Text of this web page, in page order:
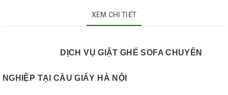
XEM CHI TIẾT
DỊCH VỤ GIẶT GHẾ SOFA CHUYÊN
NGHIỆP TẠI CẦU GIẤY HÀ NỘI